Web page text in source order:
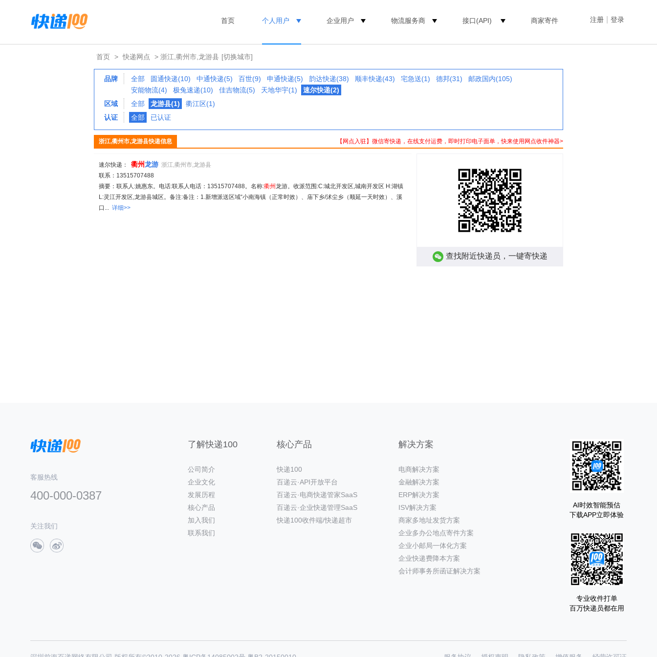
注册 登录
首页 个人用户 企业用户 物流服务商 接口(API) 商家寄件
首页 > 快递网点 > 浙江,衢州市,龙游县 [切换城市]
品牌 全部 圆通快递(10) 中通快递(5) 百世(9) 申通快递(5) 韵达快递(38) 顺丰快递(43) 宅急送(1) 德邦(31)
邮政国内(105)
安能物流(4)
极兔速递(10) 佳吉物流(5) 天地华宇(1)
速尔快递(2)
区域
全部 龙游县(1)
衢江区(1)
认证
全部 已认证
【网点入驻】微信寄快递，在线支付运费，即时打印电子面单，快来使用网点收件神器>
浙江,衢州市,龙游县快递信息
速尔快递： 衢州龙游 浙江,衢州市,龙游县
联系：13515707488
摘要：联系人:姚惠东。电话:联系人电话：13515707488。名称:衢州龙游。收派范围:C:城北开发区,城南开发区 H:湖镇
L:灵江开发区,龙游县城区。备注:备注：1.新增派送区域“小南海镇（正常时效）、庙下乡/沭尘乡（顺延一天时效）、溪
口... 详细>>
查找附近快递员，一键寄快递
客服热线
400-000-0387
关注我们
了解快递100
公司简介
企业文化
发展历程
核心产品
加入我们
联系我们
核心产品
快递100
百递云·API开放平台
百递云·电商快递管家SaaS
百递云·企业快递管理SaaS
快递100收件端/快递超市
解决方案
电商解决方案
金融解决方案
ERP解决方案
ISV解决方案
商家多地址发货方案
企业多办公地点寄件方案
企业小邮局一体化方案
企业快递费降本方案
会计师事务所函证解决方案
AI时效智能预估
下载APP立即体验
专业收件打单
百万快递员都在用